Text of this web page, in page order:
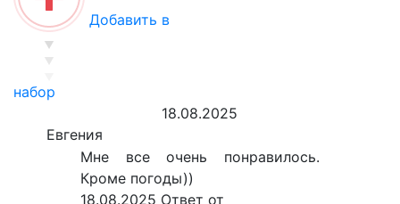
Добавить в
набор
18.08.2025
Евгения
Мне все очень понравилось.
Кроме погоды))
18.08.2025 Ответ от